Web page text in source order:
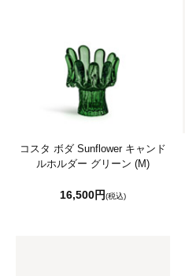
コスタ ボダ Sunflower キャンド
ルホルダー グリーン (M)
16,500円(税込)